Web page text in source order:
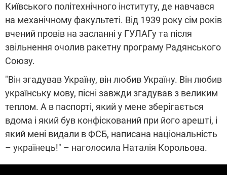
Київського політехнічного інституту, де навчався
на механічному факультеті. Від 1939 року сім років
вчений провів на засланні у ГУЛАГу та після
звільнення очолив ракетну програму Радянського
Союзу.
"Він згадував Україну, він любив Україну. Він любив
українську мову, пісні завжди згадував з великим
теплом. А в паспорті, який у мене зберігається
вдома і який був конфіскований при його арешті, і
який мені видали в ФСБ, написана національність
– українець!" – наголосила Наталія Корольова.